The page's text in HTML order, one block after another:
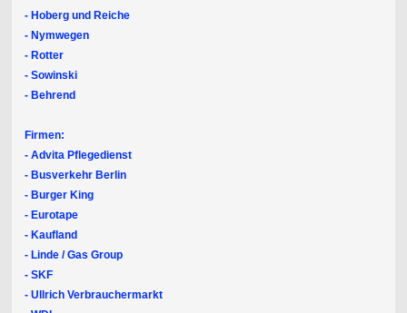
- Hoberg und Reiche
- Nymwegen
- Rotter
- Sowinski
- Behrend
Firmen:
- Advita Pflegedienst
- Busverkehr Berlin
- Burger King
- Eurotape
- Kaufland
- Linde / Gas Group
- SKF
- Ullrich Verbrauchermarkt